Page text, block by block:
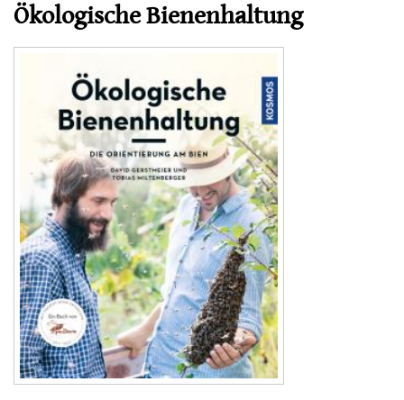
Ökologische Bienenhaltung